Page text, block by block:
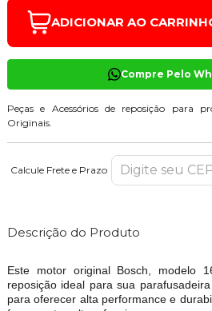
ADICIONAR AO
Compre Pelo
Peças e Acessórios de reposição para
Originais.
Calcule Frete e Prazo
Descrição do Produto
Este motor original Bosch, modelo
reposição ideal para sua
para oferecer alta performance e